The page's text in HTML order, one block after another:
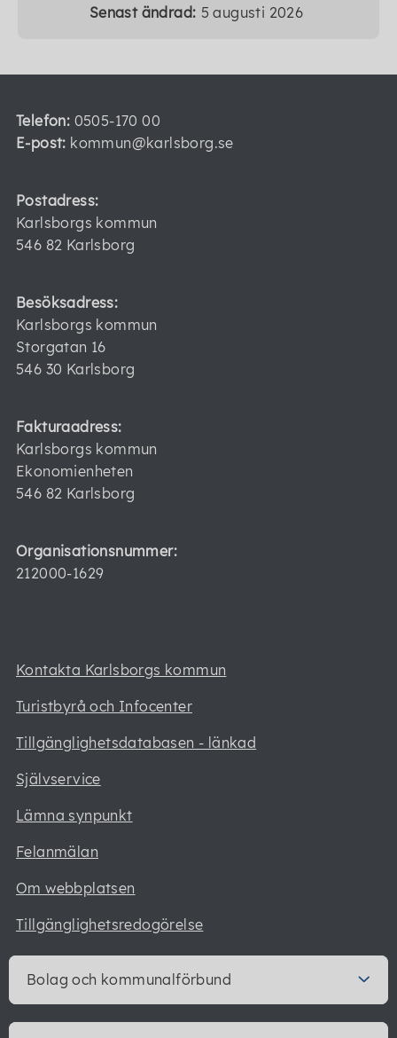
Senast ändrad: 5 augusti 2026
Telefon: 0505-170 00
E-post: kommun@karlsborg.se
Postadress:
Karlsborgs kommun
546 82 Karlsborg
Besöksadress:
Karlsborgs kommun
Storgatan 16
546 30 Karlsborg
Fakturaadress:
Karlsborgs kommun
Ekonomienheten
546 82 Karlsborg
Organisationsnummer:
212000-1629
Kontakta Karlsborgs kommun
Turistbyrå och Infocenter
Tillgänglighetsdatabasen - länkad
Självservice
Lämna synpunkt
Felanmälan
Om webbplatsen
Tillgänglighetsredogörelse
Bolag och kommunalförbund